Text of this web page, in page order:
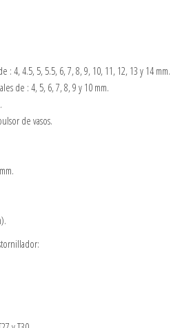
: 4, 4.5, 5, 5.5, 6, 7, 8, 9, 10, 11, 12, 13 y 14 mm.
de : 4, 5, 6, 7, 8, 9 y 10 mm.
de vasos.